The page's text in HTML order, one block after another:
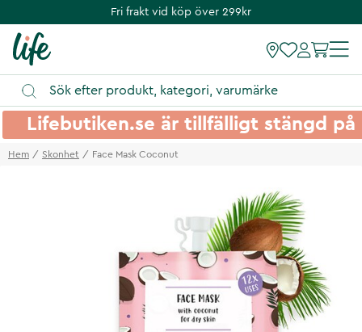
Fri frakt vid köp över 299kr
Lifebutiken.se är tillfälligt stängd
Hem Skonhet Face Mask Coconut